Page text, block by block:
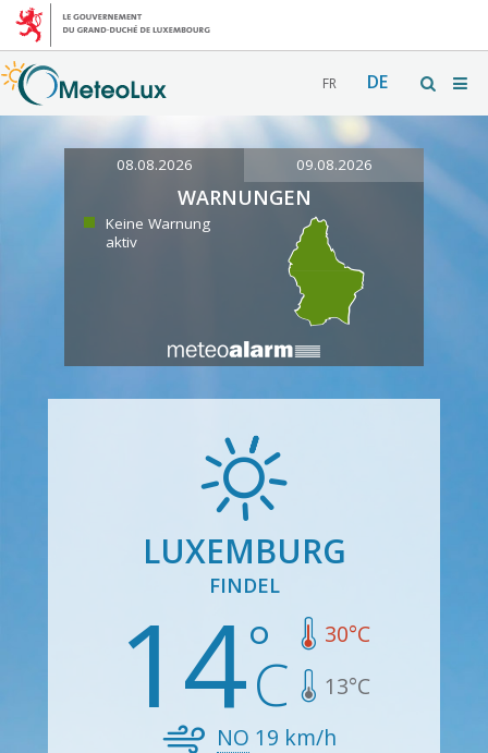
FR DE
08.08.2026 09.08.2026
WARNUNGEN
Keine Warnung
aktiv
LUXEMBURG
FINDEL
14 30°C
13°C
NO 19 km/h